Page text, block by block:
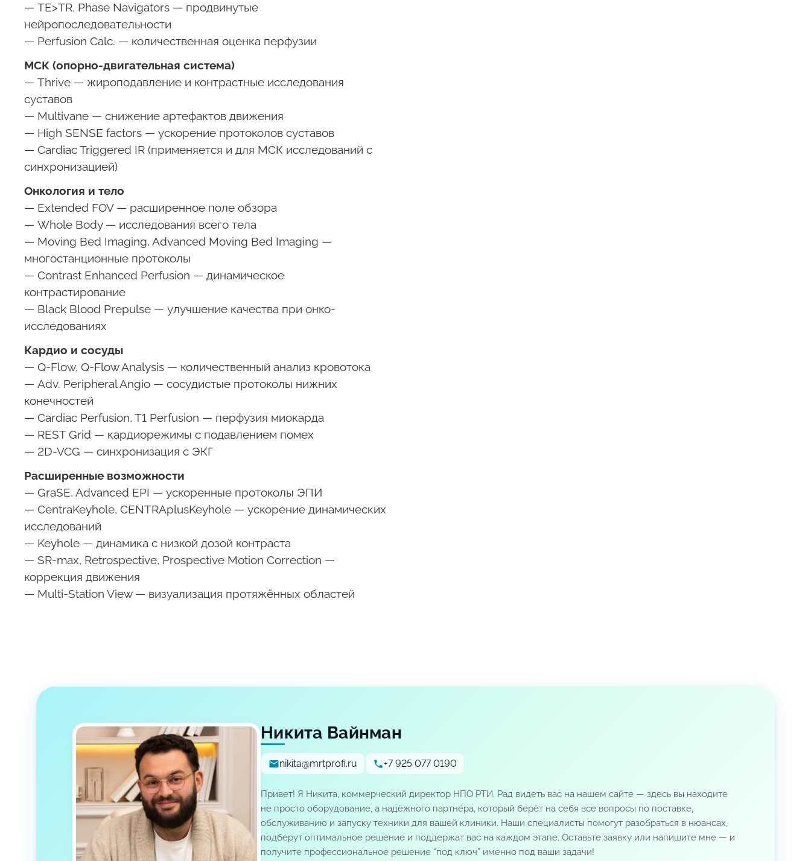
— TE>TR, Phase Navigators — продвинутые
нейропоследовательности
— Perfusion Calc. — количественная оценка перфузии
МСК (опорно-двигательная система)
— Thrive — жироподавление и контрастные исследования
суставов
— Multivane — снижение артефактов движения
— High SENSE factors — ускорение протоколов суставов
— Cardiac Triggered IR (применяется и для МСК исследований с
синхронизацией)
Онкология и тело
— Extended FOV — расширенное поле обзора
— Whole Body — исследования всего тела
— Moving Bed Imaging, Advanced Moving Bed Imaging —
многостанционные протоколы
— Contrast Enhanced Perfusion — динамическое
контрастирование
— Black Blood Prepulse — улучшение качества при онко-
исследованиях
Кардио и сосуды
— Q-Flow, Q-Flow Analysis — количественный анализ кровотока
— Adv. Peripheral Angio — сосудистые протоколы нижних
конечностей
— Cardiac Perfusion, T1 Perfusion — перфузия миокарда
— REST Grid — кардиорежимы с подавлением помех
— 2D-VCG — синхронизация с ЭКГ
Расширенные возможности
— GraSE, Advanced EPI — ускоренные протоколы ЭПИ
— CentraKeyhole, CENTRAplusKeyhole — ускорение динамических
исследований
— Keyhole — динамика с низкой дозой контраста
— SR-max, Retrospective, Prospective Motion Correction —
коррекция движения
— Multi-Station View — визуализация протяжённых областей
Никита Вайнман
nikita@mrtprofi.ru +7 925 077 0190
Привет! Я Никита, коммерческий директор НПО РТИ. Рад видеть вас на нашем сайте — здесь вы находите
не просто оборудование, а надёжного партнёра, который берёт на себя все вопросы по поставке,
обслуживанию и запуску техники для вашей клиники. Наши специалисты помогут разобраться в нюансах,
подберут оптимальное решение и поддержат вас на каждом этапе. Оставьте заявку или напишите мне — и
получите профессиональное решение “под ключ” именно под ваши задачи!